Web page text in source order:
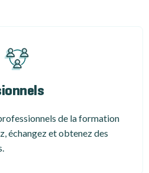
de la formation
échangez et obtenez des